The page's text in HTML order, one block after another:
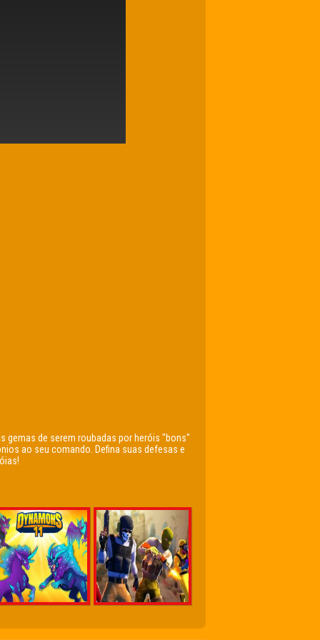
gemas de serem roubadas por heróis "bons"
ao seu comando. Defina suas defesas e